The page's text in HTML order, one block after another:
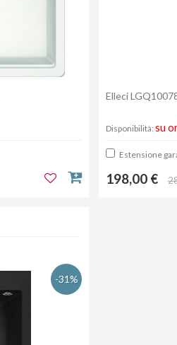
Elleci
Disponibilità: su
Estensione
198,00 €
-31%